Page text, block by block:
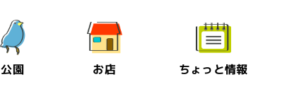
公園 お店 ちょっと情報